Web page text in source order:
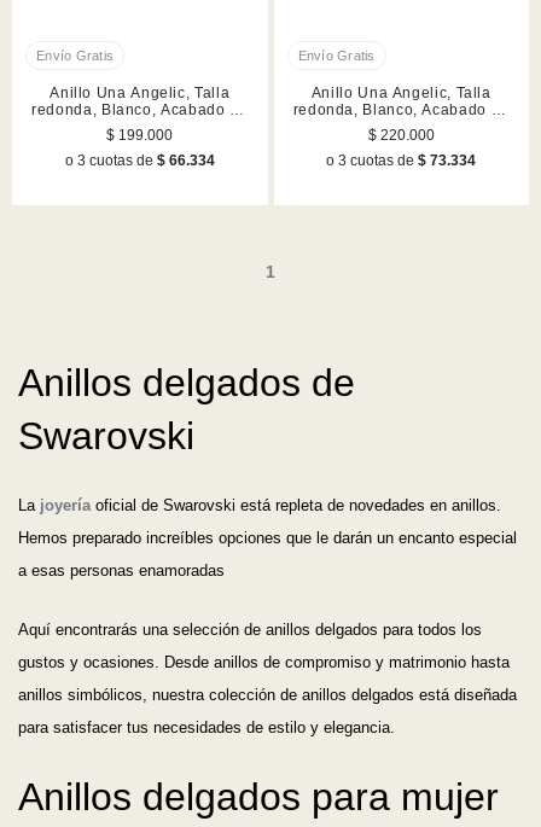
Anillo Una Angelic, Talla
redonda, Blanco, Acabado en
rodio
$ 199.000
o 3 cuotas de $ 66.334
Anillo Una Angelic, Talla
redonda, Blanco, Acabado en
tono oro rosa
$ 220.000
o 3 cuotas de$ 73.334
1
Anillos delgados de
Swarovski
La joyería oficial de Swarovski está repleta de novedades en anillos.
Hemos preparado increíbles opciones que le darán un encanto especial
a esas personas enamoradas
Aquí encontrarás una selección de anillos delgados para todos los
gustos y ocasiones. Desde anillos de compromiso y matrimonio hasta
anillos simbólicos, nuestra colección de anillos delgados está diseñada
para satisfacer tus necesidades de estilo y elegancia.
Anillos delgados para mujer